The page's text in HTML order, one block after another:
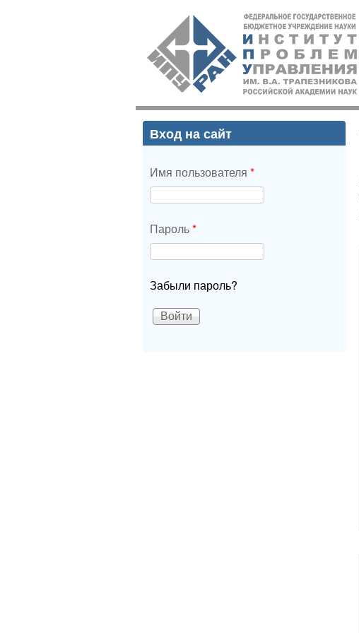
ИПУ
РАН
Вход на сайт
Имя пользователя *
Пароль*
Забыли пароль?